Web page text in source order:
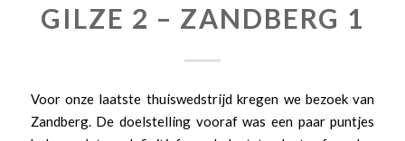
GILZE 2 – ZANDBERG 1
Voor onze laatste thuiswedstrijd kregen we bezoek van
Zandberg. De doelstelling vooraf was een paar puntjes